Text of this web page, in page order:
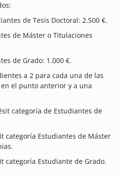
de Tesis Doctoral: 2.500 €.
de Máster o Titulaciones
de Grado: 1.000 €.
a 2 para cada una de las
el punto anterior y a una
categoría de Estudiantes de
categoría Estudiantes de Máster
categoría Estudiante de Grado.